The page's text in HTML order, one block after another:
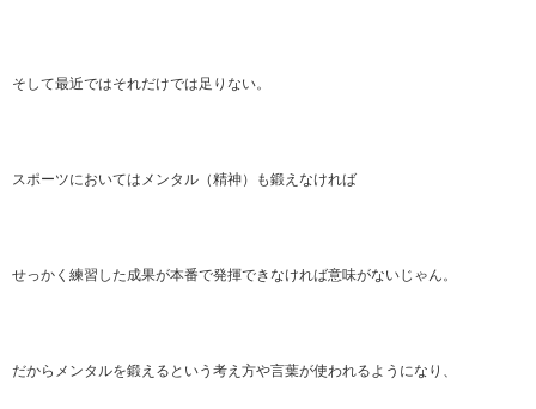
そして最近ではそれだけでは足りない。
スポーツにおいてはメンタル（精神）も鍛えなければ
せっかく練習した成果が本番で発揮できなければ意味がないじゃん。
だからメンタルを鍛えるという考え方や言葉が使われるようになり、